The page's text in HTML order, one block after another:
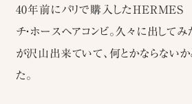
40年前にパリで購入したHERMES
チ・ホースヘアコンビ。久々に出してみ
が沢山出来ていて、何とかならない
た。